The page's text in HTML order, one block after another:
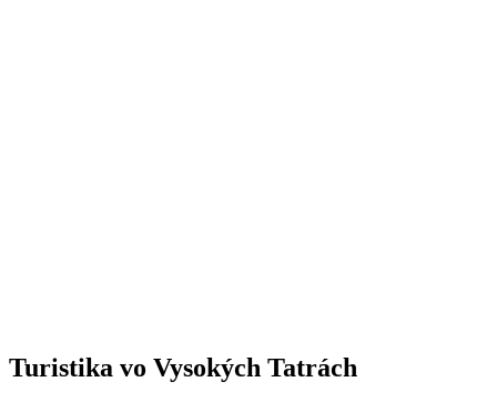
Turistika vo Vysokých Tatrách